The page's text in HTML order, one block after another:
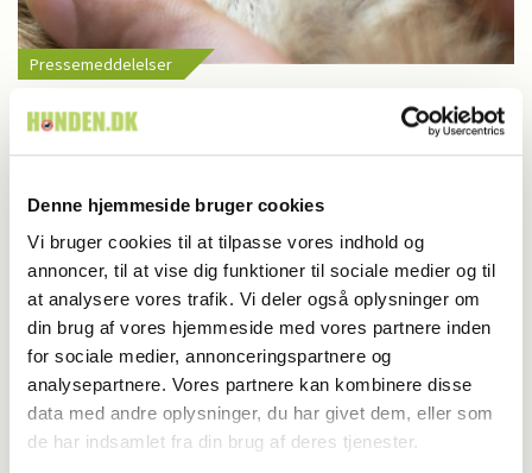
Denne hjemmeside bruger cookies
Vi bruger cookies til at tilpasse vores indhold og
annoncer, til at vise dig funktioner til sociale medier og til
at analysere vores trafik. Vi deler også oplysninger om
din brug af vores hjemmeside med vores partnere inden
for sociale medier, annonceringspartnere og
analysepartnere. Vores partnere kan kombinere disse
data med andre oplysninger, du har givet dem, eller som
de har indsamlet fra din brug af deres tjenester.
Pressemeddelelser
Høj risiko for flåtbid: Sådan passer du på dig
selv og din hund